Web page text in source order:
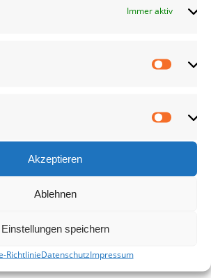
Immer aktiv
Akzeptieren
Ablehnen
Einstellungen speichern
RichtlinieDatenschutzImpressum
nächste Kommentierung speichern.
vom Schönwalder Sportverein SSV53